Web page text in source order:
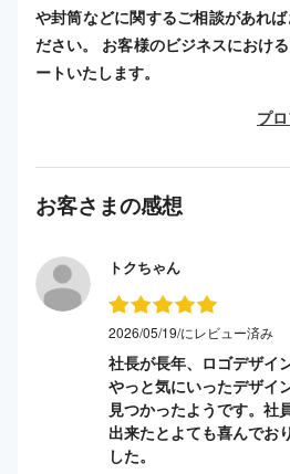
や封筒などに関するご相談があれ
ださい。 お客様のビジネスにおけ
ートいたします。
プ
お客さまの感想
トクちゃん
2026/05/19/にレビュー済み
社長が長年、ロゴデザイ
やっと気にいったデザイ
見つかったようです。社
出来たとよても喜んでお
した。